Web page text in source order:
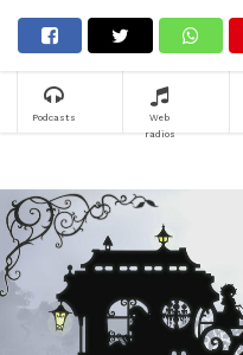
Podcasts
Web
radios